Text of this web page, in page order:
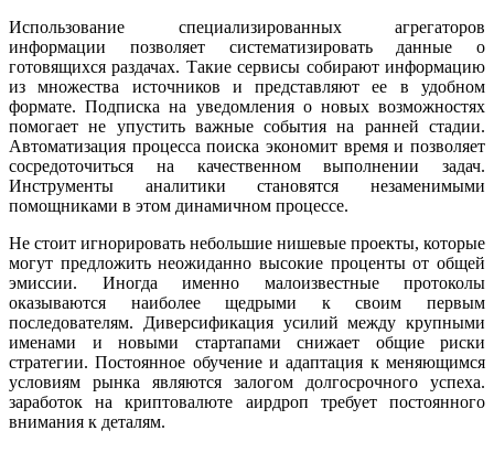
Использование специализированных агрегаторов
информации позволяет систематизировать данные о
готовящихся раздачах. Такие сервисы собирают информацию
из множества источников и представляют ее в удобном
формате. Подписка на уведомления о новых возможностях
помогает не упустить важные события на ранней стадии.
Автоматизация процесса поиска экономит время и позволяет
сосредоточиться на качественном выполнении задач.
Инструменты аналитики становятся незаменимыми
помощниками в этом динамичном процессе.
Не стоит игнорировать небольшие нишевые проекты, которые
могут предложить неожиданно высокие проценты от общей
эмиссии. Иногда именно малоизвестные протоколы
оказываются наиболее щедрыми к своим первым
последователям. Диверсификация усилий между крупными
именами и новыми стартапами снижает общие риски
стратегии. Постоянное обучение и адаптация к меняющимся
условиям рынка являются залогом долгосрочного успеха.
заработок на криптовалюте аирдроп требует постоянного
внимания к деталям.